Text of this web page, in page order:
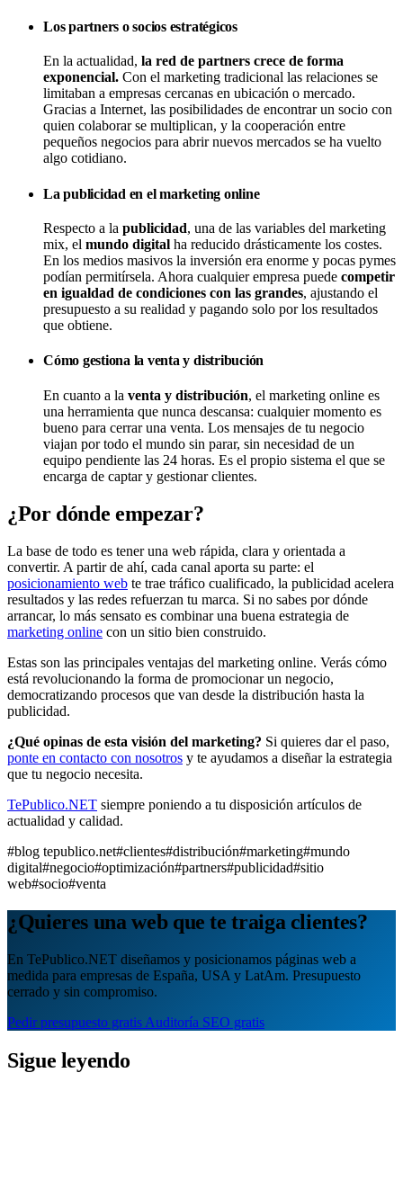
Los partners o socios estratégicos
En la actualidad, la red de partners crece de forma
exponencial. Con el marketing tradicional las relaciones se
limitaban a empresas cercanas en ubicación o mercado.
Gracias a Internet, las posibilidades de encontrar un socio con
quien colaborar se multiplican, y la cooperación entre
pequeños negocios para abrir nuevos mercados se ha vuelto
algo cotidiano.
La publicidad en el marketing online
Respecto a la publicidad, una de las variables del marketing
mix, el mundo digital ha reducido drásticamente los costes.
En los medios masivos la inversión era enorme y pocas pymes
podían permitírsela. Ahora cualquier empresa puede competir
en igualdad de condiciones con las grandes, ajustando el
presupuesto a su realidad y pagando solo por los resultados
que obtiene.
Cómo gestiona la venta y distribución
En cuanto a la venta y distribución, el marketing online es
una herramienta que nunca descansa: cualquier momento es
bueno para cerrar una venta. Los mensajes de tu negocio
viajan por todo el mundo sin parar, sin necesidad de un
equipo pendiente las 24 horas. Es el propio sistema el que se
encarga de captar y gestionar clientes.
¿Por dónde empezar?
La base de todo es tener una web rápida, clara y orientada a
convertir. A partir de ahí, cada canal aporta su parte: el
posicionamiento web te trae tráfico cualificado, la publicidad acelera
resultados y las redes refuerzan tu marca. Si no sabes por dónde
arrancar, lo más sensato es combinar una buena estrategia de
marketing online con un sitio bien construido.
Estas son las principales ventajas del marketing online. Verás cómo
está revolucionando la forma de promocionar un negocio,
democratizando procesos que van desde la distribución hasta la
publicidad.
¿Qué opinas de esta visión del marketing? Si quieres dar el paso,
ponte en contacto con nosotros y te ayudamos a diseñar la estrategia
que tu negocio necesita.
TePublico.NET siempre poniendo a tu disposición artículos de
actualidad y calidad.
#blog tepublico.net#clientes#distribución#marketing#mundo
digital#negocio#optimización#partners#publicidad#sitio
web#socio#venta
¿Quieres una web que te traiga clientes?
En TePublico.NET diseñamos y posicionamos páginas web a
medida para empresas de España, USA y LatAm. Presupuesto
cerrado y sin compromiso.
Pedir presupuesto gratis Auditoría SEO gratis
Sigue leyendo